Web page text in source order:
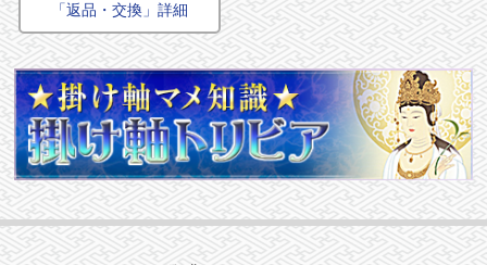
「返品・交換」詳細